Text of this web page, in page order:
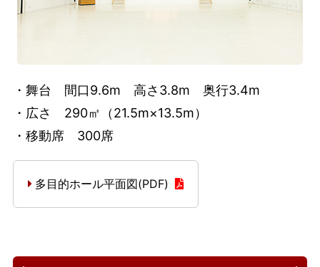
・舞台 間口9.6m 高さ3.8m 奥行3.4m
・広さ 290㎡（21.5m×13.5m）
・移動席 300席
多目的ホール平面図(PDF)